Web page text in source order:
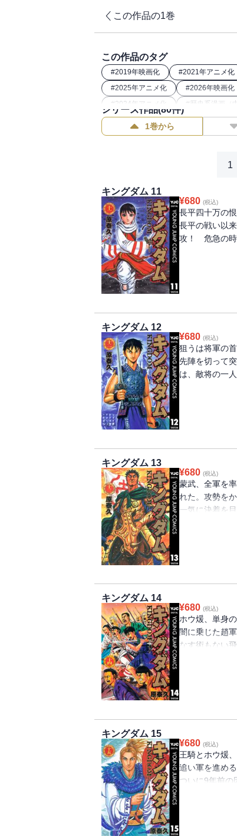
この作品の1巻
この作品のタグ
#2019年映画化 #2021年アニメ化
#2025年アニメ化 #2026年映画化
#2024年アニメ化 # 歴史系漫画（
#2022年アニメ化 #歴史漫画
#26年春ドラマ・映画化 #2023年
シリーズ作品(80件)
1巻から
1
キングダム 11
¥680 (税込)
長平四十万の
長平の戦い以
攻！ 危急の時
キングダム 12
¥680 (税込)
狙うは将軍の
先陣を切って
は、敵将の一
キングダム 13
¥680 (税込)
蒙武、全軍を
れた。攻勢を
一気に決着を
キングダム 14
¥680 (税込)
ホウ煖、単身
闇に乗じた趙
なす術もない
キングダム 15
¥680 (税込)
王騎とホウ煖
追い軍を進め
ついに9年前の